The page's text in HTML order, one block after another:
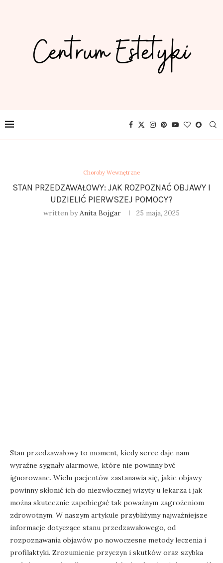
Choroby Wewnętrzne
STAN PRZEDZAWAŁOWY: JAK ROZPOZNAĆ OBJAWY I
UDZIELIĆ PIERWSZEJ POMOCY?
written byAnita Bojgar 25 maja, 2025
Stan przedzawałowy to moment, kiedy serce daje nam
wyraźne sygnały alarmowe, które nie powinny być
ignorowane. Wielu pacjentów zastanawia się, jakie objawy
powinny skłonić ich do niezwłocznej wizyty u lekarza i jak
można skutecznie zapobiegać tak poważnym zagrożeniom
zdrowotnym. W naszym artykule przybliżymy najważniejsze
informacje dotyczące stanu przedzawałowego, od
rozpoznawania objawów po nowoczesne metody leczenia i
profilaktyki. Zrozumienie przyczyn i skutków oraz szybka